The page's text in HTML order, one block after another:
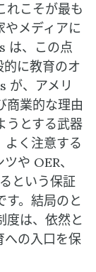
れこそが最も
やメディアに
は、この点
的に教育のオ
が、アメリ
商業的な理由
うとする武器
よく注意する
や OER、
という保証
す。結局のと
度は、依然と
への入口を保